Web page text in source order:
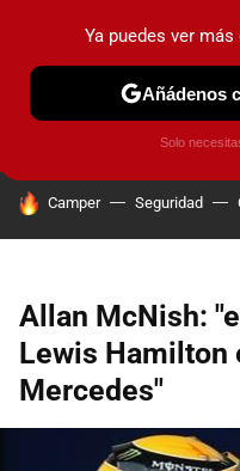
PRUEBAS COCHES
HOY SE HABLA DE
Camper Seguridad
Allan McNish:
Lewis Hamilton
Mercedes"
Ya puedes ver
Añádenos
Solo